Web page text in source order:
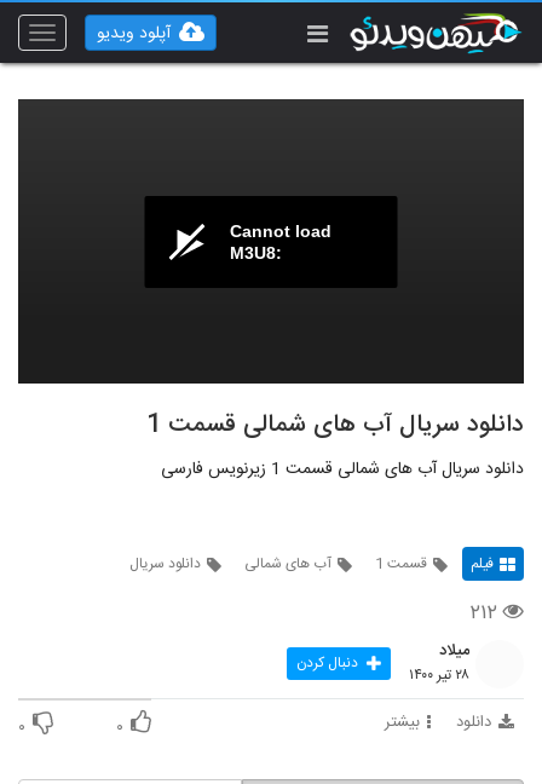
Toggle
آپلود ویدیو
Cannot load
M3U8:
دانلود سریال آب های شمالی قسمت 1
دانلود سریال آب های شمالی قسمت 1 زیرنویس فارسی
فیلم قسمت 1 آب های شمالی دانلود سریال
۲۱۲
میلاد
۲۸ تیر ۱۴۰۰ دنبال کردن
دانلود بیشتر ۰ ۰